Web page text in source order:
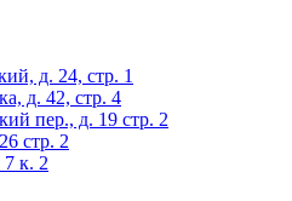
д. 24, стр. 1
д. 42, стр. 4
пер., д. 19 стр. 2
стр. 2
к. 2